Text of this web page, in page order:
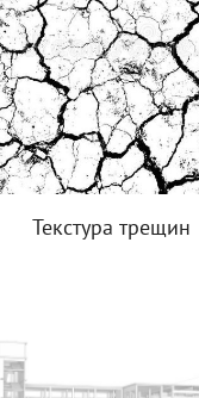
Текстура трещин